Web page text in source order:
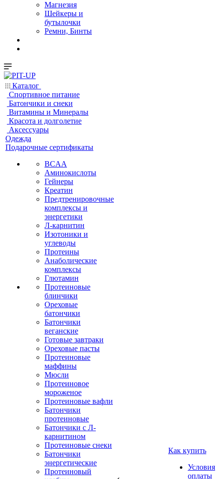
Магнезия
Шейкеры и
бутылочки
Ремни, Бинты
Каталог
Спортивное питание
Батончики и снеки
Витамины и Минералы
Красота и долголетие
Аксессуары
Одежда
Подарочные сертификаты
BCAA
Аминокислоты
Гейнеры
Креатин
Предтренировочные
комплексы и
энергетики
Л-карнитин
Изотоники и
углеводы
Протеины
Анаболические
комплексы
Глютамин
Протеиновые
блинчики
Ореховые
батончики
Батончики
веганские
Готовые завтраки
Ореховые пасты
Протеиновые
маффины
Мюсли
Протеиновое
мороженое
Протеиновые вафли
Батончики
протеиновые
Батончики с Л-
карнитином
Протеиновые снеки
Батончики
энергетические
Протеиновый
Как купить
Условия
оплаты